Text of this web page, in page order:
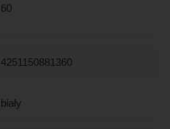
60
4251150881360
biały